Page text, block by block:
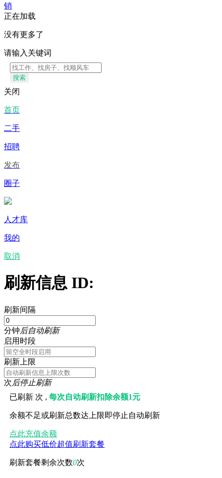
销
正在加载
没有更多了
请输入关键词
搜索
关闭
首页
二手
招聘
发布
圈子
人才库
我的
取消
刷新信息 ID:
刷新间隔
分钟后自动刷新
启用时段
刷新上限
次后停止刷新
已刷新 次 ,每次自动刷新扣除余额1元
余额不足或刷新总数达上限即停止自动刷新
点此充值余额
点此购买低价超值刷新套餐
刷新套餐剩余次数0次